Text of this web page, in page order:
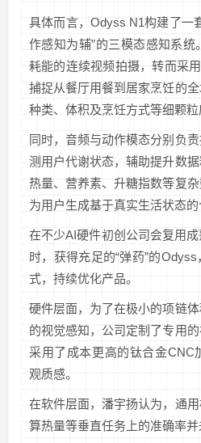
具体而言，Odyss N1构建了一
作感知为辅”的三模态感知系
耗能的连续视频拍摄，转而采
捕捉从餐厅用餐到居家烹饪的
种类、体积及烹饪方式等细颗粒
同时，音频与动作模态分别负
测用户代谢状态，辅助提升数
热量、营养素、升糖指数等复
为用户生成基于真实生活状态的
在不少AI硬件初创公司会复用
时，获得充足的“弹药”的
式，持续优化产品。
硬件层面，为了在极小的项链
的视觉感知，公司定制了专用
采用了成本更高的钛合金CNC
观质感。
在软件层面，潘宇扬认为，通
算热量等垂直任务上的准确率并